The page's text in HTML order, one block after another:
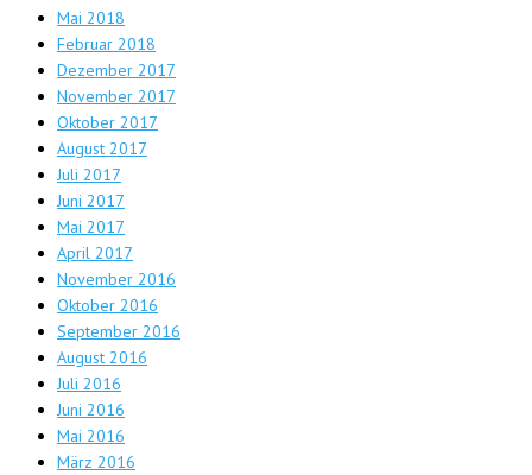
Mai 2018
Februar 2018
Dezember 2017
November 2017
Oktober 2017
August 2017
Juli 2017
Juni 2017
Mai 2017
April 2017
November 2016
Oktober 2016
September 2016
August 2016
Juli 2016
Juni 2016
Mai 2016
März 2016